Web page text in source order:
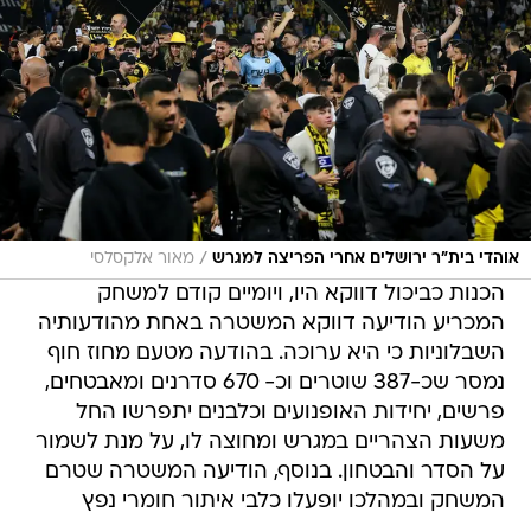
אוהדי בית"ר ירושלים אחרי הפריצה למגרש / מאור אלקסלסי
הכנות כביכול דווקא היו, ויומיים קודם למשחק
המכריע הודיעה דווקא המשטרה באחת מהודעותיה
השבלוניות כי היא ערוכה. בהודעה מטעם מחוז חוף
נמסר שכ-387 שוטרים וכ- 670 סדרנים ומאבטחים,
פרשים, יחידות האופנועים וכלבנים יתפרשו החל
משעות הצהריים במגרש ומחוצה לו, על מנת לשמור
על הסדר והבטחון. בנוסף, הודיעה המשטרה שטרם
המשחק ובמהלכו יופעלו כלבי איתור חומרי נפץ